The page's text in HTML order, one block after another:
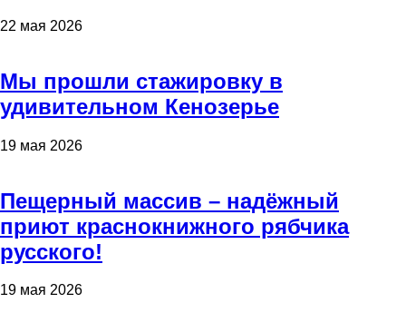
22 мая 2026
Мы прошли стажировку в
удивительном Кенозерье
19 мая 2026
Пещерный массив – надёжный
приют краснокнижного рябчика
русского!
19 мая 2026